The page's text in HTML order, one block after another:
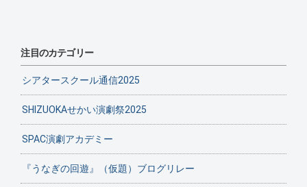
注目のカテゴリー
シアタースクール通信2025
SHIZUOKAせかい演劇祭2025
SPAC演劇アカデミー
『うなぎの回遊』（仮題）ブログリレー